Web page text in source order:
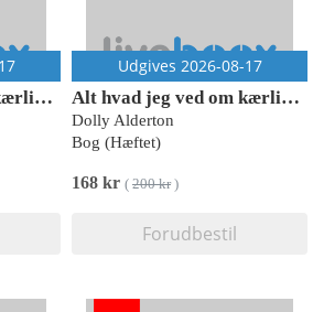
Alt hvad jeg ved om kærlighed
Udgives 2026-08-17
Alt hvad jeg ved om kærlighed
Dolly Alderton
Bog (Hæftet)
168 kr ( 200 kr)
Forudbestil